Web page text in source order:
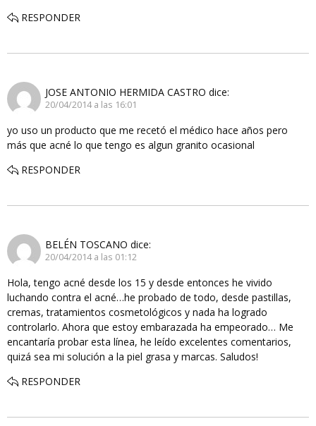
RESPONDER
JOSE ANTONIO HERMIDA CASTRO dice:
20/04/2014 a las 16:01
yo uso un producto que me recetó el médico hace años pero
más que acné lo que tengo es algun granito ocasional
RESPONDER
BELÉN TOSCANO dice:
20/04/2014 a las 01:12
Hola, tengo acné desde los 15 y desde entonces he vivido
luchando contra el acné…he probado de todo, desde pastillas,
cremas, tratamientos cosmetológicos y nada ha logrado
controlarlo. Ahora que estoy embarazada ha empeorado… Me
encantaría probar esta línea, he leído excelentes comentarios,
quizá sea mi solución a la piel grasa y marcas. Saludos!
RESPONDER